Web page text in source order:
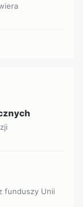
funduszy Unii